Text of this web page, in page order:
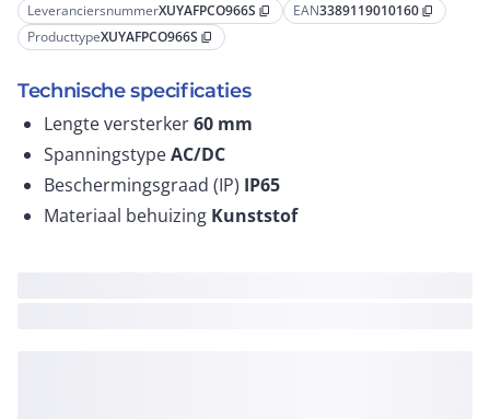
LeveranciersnummerXUYAFPCO966S content_copy EAN3389119010160 content_copy
ProducttypeXUYAFPCO966S content_copy
Technische specificaties
Lengte versterker60 mm
SpanningstypeAC/DC
Beschermingsgraad (IP) IP65
Materiaal behuizing Kunststof